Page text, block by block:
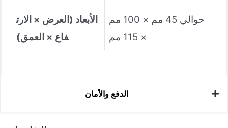
الأبعاد (العرض × الارت
فاع × العمق)
حوالي 45 مم × 100 مم
× 115 مم
الدفع والأمان